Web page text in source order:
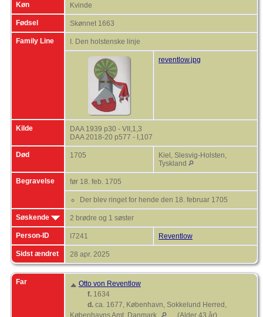
Køn Kvinde
Fødsel Skønnet 1663
Family Line I. Den holstenske linje
reventlow.jpg
Kilde
DAA 1939 p30 - VII,1,3
DAA 2018-20 p577 - I,107
Død 1705
Kiel, Slesvig-Holsten,
Tyskland
Begravelse før 18. feb. 1705
Der blev ringet for hende den 18. februar 1705
Søskende 2 brødre og 1 søster
Person-ID I7241 Reventlow
Sidst ændret 28 apr. 2025
Far
Otto von Reventlow
f. 1634
d. ca. 1677, København, Sokkelund Herred,
Københavns Amt, Danmark
(Alder 43 år)